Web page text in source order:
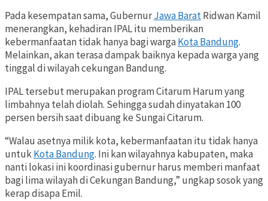
Pada kesempatan sama, GubernurJawa BaratRidwan Kamil
menerangkan, kehadiran IPAL itu memberikan
kebermanfaatan tidak hanya bagi wargaKota Bandung.
Melainkan, akan terasa dampak baiknya kepada warga yang
tinggal di wilayah cekungan Bandung.
IPAL tersebut merupakan program Citarum Harum yang
limbahnya telah diolah. Sehingga sudah dinyatakan 100
persen bersih saat dibuang ke Sungai Citarum.
“Walau asetnya milik kota, kebermanfaatan itu tidak hanya
untukKota Bandung. Ini kan wilayahnya kabupaten, maka
nanti lokasi ini koordinasi gubernur harus memberi manfaat
bagi lima wilayah di Cekungan Bandung,” ungkap sosok yang
kerap disapa Emil.